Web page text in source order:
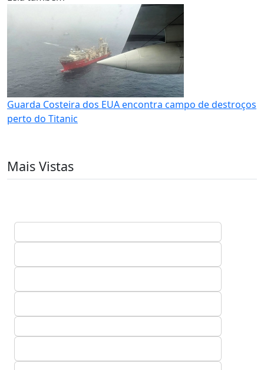
Guarda Costeira dos EUA encontra campo de destroços
perto do Titanic
Mais Vistas